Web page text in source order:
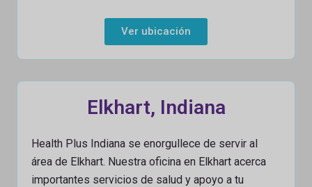
Ver ubicación
Elkhart, Indiana
Health Plus Indiana se enorgullece de servir al
área de Elkhart. Nuestra oficina en Elkhart acerca
importantes servicios de salud y apoyo a tu